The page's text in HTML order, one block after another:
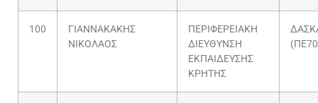
100
ΓΙΑΝΝΑΚΑΚΗΣ
ΝΙΚΟΛΑΟΣ
ΠΕΡΙΦΕΡΕΙΑΚΗ
ΔΙΕΥΘΥΝΣΗ
ΕΚΠΑΙΔΕΥΣΗΣ
ΚΡΗΤΗΣ